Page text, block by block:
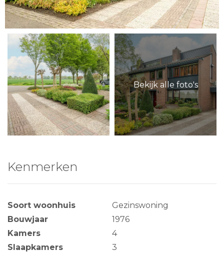
Bekijk alle foto's
Kenmerken
Soort woonhuis
Gezinswoning
Bouwjaar
1976
Kamers
4
Slaapkamers
3